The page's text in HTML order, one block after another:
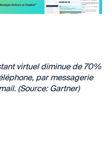
virtuel diminue de 70%
par messagerie
(Source: Gartner)